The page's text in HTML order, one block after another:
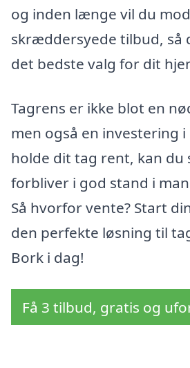
og inden længe vil du
skræddersyede tilbud, så
det bedste valg for dit
Tagrens er ikke blot en
men også en investering
holde dit tag rent, kan du
forbliver i god stand i
Så hvorfor vente? Start
den perfekte løsning til
Bork i dag!
Få 3 tilbud, gratis og